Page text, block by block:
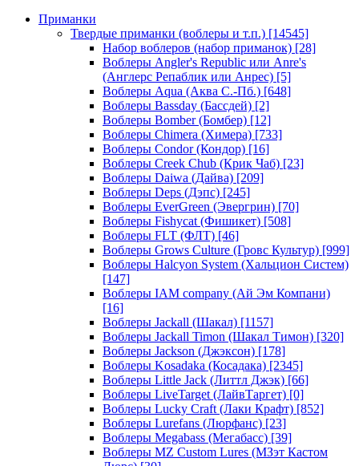
Приманки
Твердые приманки (воблеры и т.п.) [14545]
Набор воблеров (набор приманок) [28]
Воблеры Angler's Republic или Anre's
(Англерс Репаблик или Анрес) [5]
Воблеры Aqua (Аква С.-Пб.) [648]
Воблеры Bassday (Бассдей) [2]
Воблеры Bomber (Бомбер) [12]
Воблеры Chimera (Химера) [733]
Воблеры Condor (Кондор) [16]
Воблеры Creek Chub (Крик Чаб) [23]
Воблеры Daiwa (Дайва) [209]
Воблеры Deps (Дэпс) [245]
Воблеры EverGreen (Эвергрин) [70]
Воблеры Fishycat (Фишикет) [508]
Воблеры FLT (ФЛТ) [46]
Воблеры Grows Culture (Гровс Культур) [999]
Воблеры Halcyon System (Хальцион Систем)
[147]
Воблеры IAM company (Ай Эм Компани)
[16]
Воблеры Jackall (Шакал) [1157]
Воблеры Jackall Timon (Шакал Тимон) [320]
Воблеры Jackson (Джэксон) [178]
Воблеры Kosadaka (Косадака) [2345]
Воблеры Little Jack (Литтл Джэк) [66]
Воблеры LiveTarget (ЛайвТаргет) [0]
Воблеры Lucky Craft (Лаки Крафт) [852]
Воблеры Lurefans (Люрфанс) [23]
Воблеры Megabass (Мегабасс) [39]
Воблеры MZ Custom Lures (МЗэт Кастом